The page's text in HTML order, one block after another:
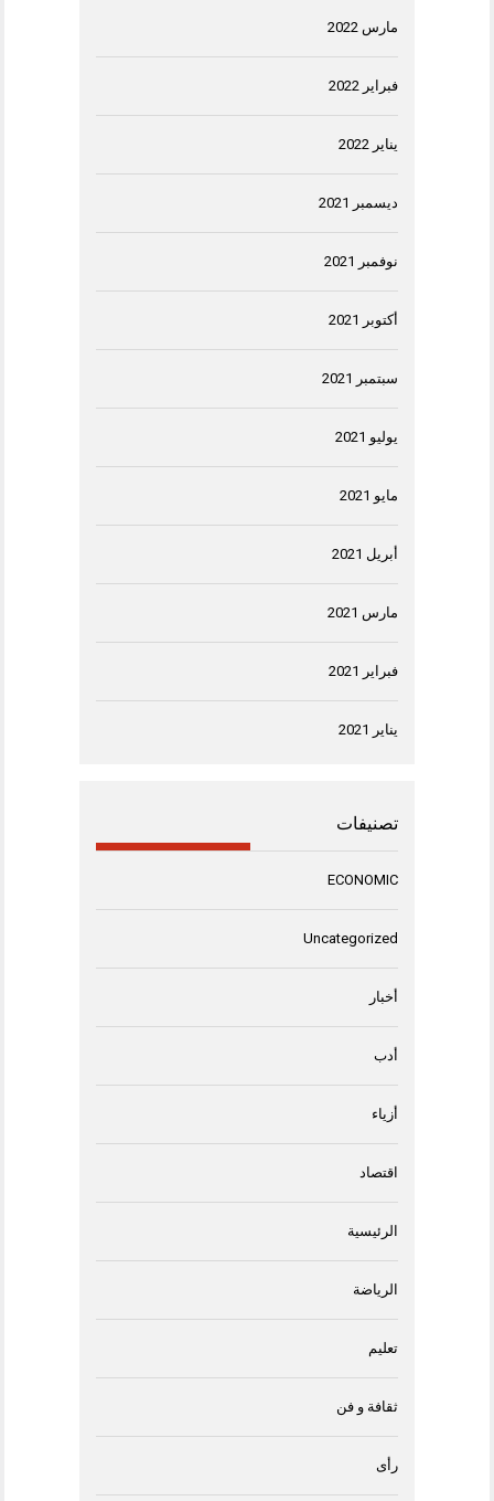
مارس 2022
فبراير 2022
يناير 2022
ديسمبر 2021
نوفمبر 2021
أكتوبر 2021
سبتمبر 2021
يوليو 2021
مايو 2021
أبريل 2021
مارس 2021
فبراير 2021
يناير 2021
تصنيفات
ECONOMIC
Uncategorized
أخبار
أدب
أزياء
اقتصاد
الرئيسية
الرياضة
تعليم
ثقافة و فن
رأى